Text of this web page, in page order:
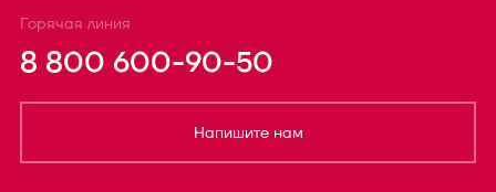
Горячая линия
8 800 600-90-50
Напишите нам